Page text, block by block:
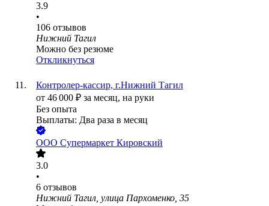
3.9
•
106 отзывов
Нижний Тагил
Можно без резюме
Откликнуться
Контролер-кассир, г.Нижний Тагил
от 46 000 ₽ за месяц, на руки
Без опыта
Выплаты: Два раза в месяц
ООО Супермаркет Кировский
3.0
•
6 отзывов
Нижний Тагил, улица Пархоменко, 35